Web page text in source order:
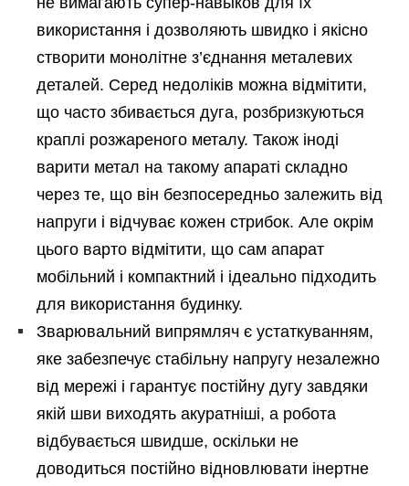
використання і дозволяють швидко і якісно
створити монолітне з’єднання металевих
деталей. Серед недоліків можна відмітити,
що часто збивається дуга, розбризкуються
краплі розжареного металу. Також іноді
варити метал на такому апараті складно
через те, що він безпосередньо залежить від
напруги і відчуває кожен стрибок. Але окрім
цього варто відмітити, що сам апарат
мобільний і компактний і ідеально підходить
для використання будинку.
Зварювальний випрямляч є устаткуванням,
яке забезпечує стабільну напругу незалежно
від мережі і гарантує постійну дугу завдяки
якій шви виходять акуратніші, а робота
відбувається швидше, оскільки не
доводиться постійно відновлювати інертне